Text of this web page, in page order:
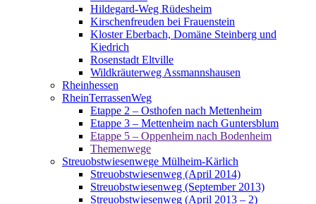
Hildegard-Weg Rüdesheim
Kirschenfreuden bei Frauenstein
Kloster Eberbach, Domäne Steinberg und
Kiedrich
Rosenstadt Eltville
Wildkräuterweg Assmannshausen
Rheinhessen
RheinTerrassenWeg
Etappe 2 – Osthofen nach Mettenheim
Etappe 3 – Mettenheim nach Guntersblum
Etappe 5 – Oppenheim nach Bodenheim
Themenwege
Streuobstwiesenwege Mülheim-Kärlich
Streuobstwiesenweg (April 2014)
Streuobstwiesenweg (September 2013)
Streuobstwiesenweg (April 2013 – 2)